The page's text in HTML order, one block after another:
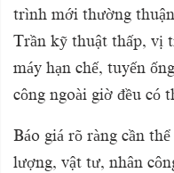
trình mới thường
Trần kỹ thuật thấp, vị
máy hạn chế, tuyến
công ngoài giờ đều có
Báo giá rõ ràng cần
lượng, vật tư, nhân